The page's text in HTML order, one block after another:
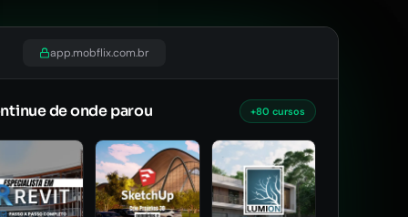
app.mobflix.com.br
de onde parou +80 cursos